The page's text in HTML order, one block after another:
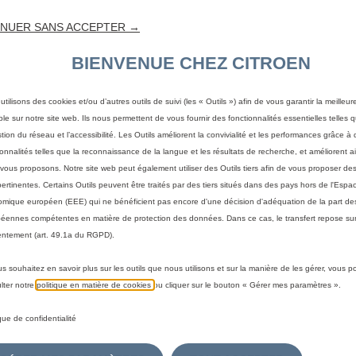
véhicule
méthode pour identifier votre véhicule et afficher les
Par modèle
Par N° de VIN
SANS ACCEPTER →
BIENVENUE CHEZ CITROEN
des cookies et/ou d’autres outils de suivi (les « Outils ») afin de vous garantir la
sur notre site web. Ils nous permettent de vous fournir des fonctionnalités essentielles telles
du réseau et l’accessibilité. Les Outils améliorent la convivialité et les performances grâce à
telles que la reconnaissance de la langue et les résultats de recherche, et améliorent
proposons. Notre site web peut également utiliser des Outils tiers afin de vous proposer
Certains Outils peuvent être traités par des tiers situés dans des pays hors de
européen (EEE) qui ne bénéficient pas encore d'une décision d'adéquation de la part
compétentes en matière de protection des données. Dans ce cas, le transfert repose
(art. 49.1a du RGPD).
souhaitez en savoir plus sur les outils que nous utilisons et sur la manière de les gérer, vous
notre politique en matière de cookies ou cliquer sur le bouton « Gérer mes paramètres ».
de confidentialité